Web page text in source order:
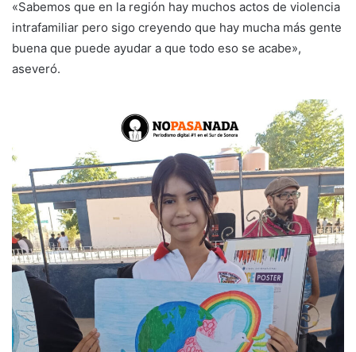
«Sabemos que en la región hay muchos actos de violencia
intrafamiliar pero sigo creyendo que hay mucha más gente
buena que puede ayudar a que todo eso se acabe»,
aseveró.